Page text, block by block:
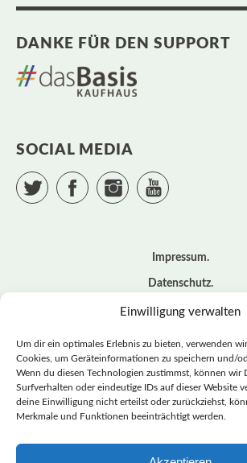
Einwilligung verwalten
Um dir ein optimales Erlebnis zu bieten, verwenden
Cookies, um Geräteinformationen zu speichern und/
Wenn du diesen Technologien zustimmst, können wir
Surfverhalten oder eindeutige IDs auf dieser Website
deine Einwilligung nicht erteilst oder zurückziehst,
Merkmale und Funktionen beeinträchtigt werden.
DANKE FÜR DEN SUPPORT
SOCIAL MEDIA
Twitter Facebook Instagram
Impressum
Datenschutz
Cookie – Richtlinie (EU)
© BASISDEMOKRATISCHE PARTEI
LANDESVERBAND